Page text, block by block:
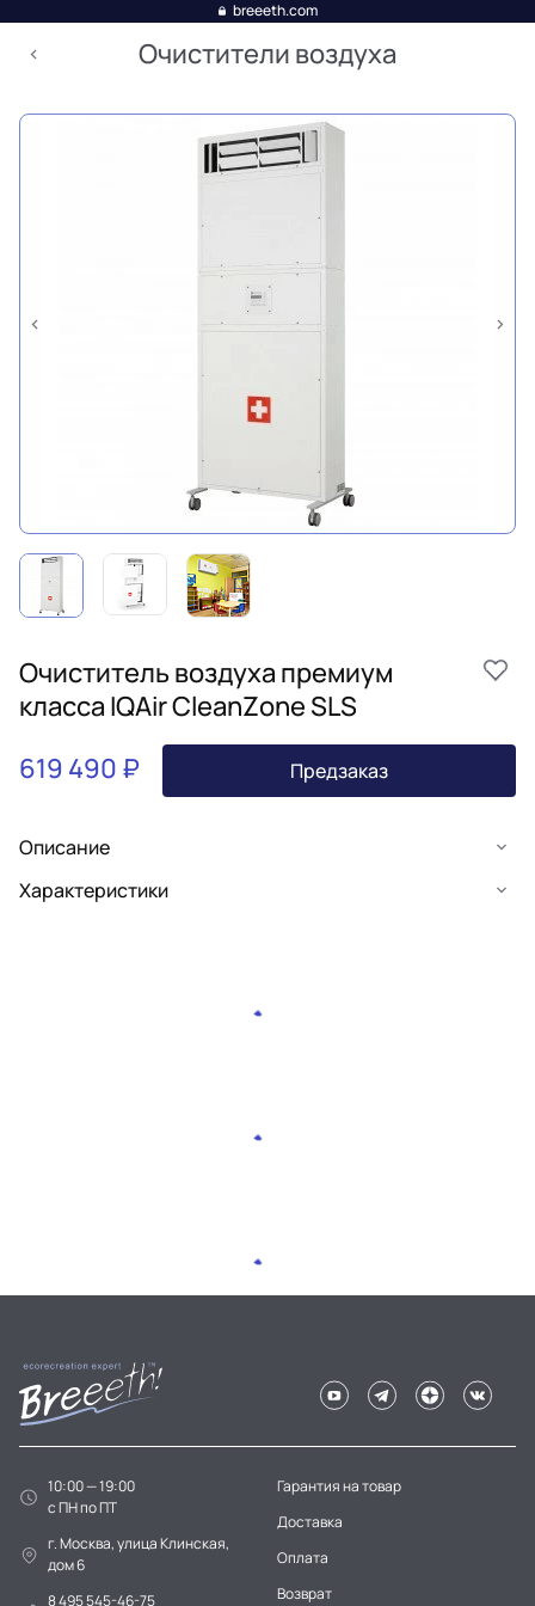
breeeth.com
Очистители воздуха
Очиститель воздуха премиум
класса IQAir CleanZone SLS
619 490 ₽
Предзаказ
Описание
Характеристики
10:00 — 19:00
c ПН по ПТ
г. Москва, улица Клинская,
дом 6
8 495 545-46-75
Гарантия на товар
Доставка
Оплата
Возврат